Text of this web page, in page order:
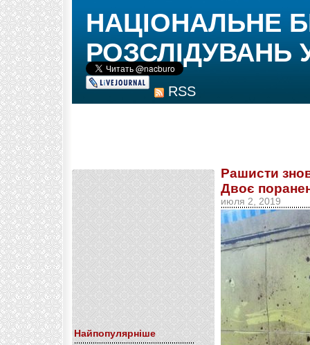
RSS
НАЦІОНАЛЬНЕ
РОЗСЛІДУВАНЬ
Найпопулярніше
Рашисти
Двоє
июля 2, 2019